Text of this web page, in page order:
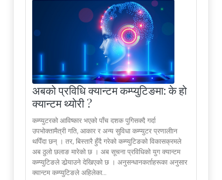
अबको प्रविधि क्यान्टम कम्प्युटिङमा: के हो
क्यान्टम थ्योरी ?
कम्प्युटरको आविष्कार भएको पाँच दशक पुगिसक्दै गर्दा
उपभोक्तामैत्री गति, आकार र अन्य सुविधा कम्प्युटर प्रणालीान
थपिँदा छन् । तर, बिस्तारै हुँदै गरेको कम्प्युटिङको विकासक्रमले
अब ठुलो छलाङ मारेको छ । अब सूचना प्रविधिको युग क्यान्टम
कम्प्युटिङले डोर्‍याउने देखिएको छ । अनुसन्धानकर्ताहरूका अनुसार
क्वान्टम कम्प्युटिङले अहिलेका...